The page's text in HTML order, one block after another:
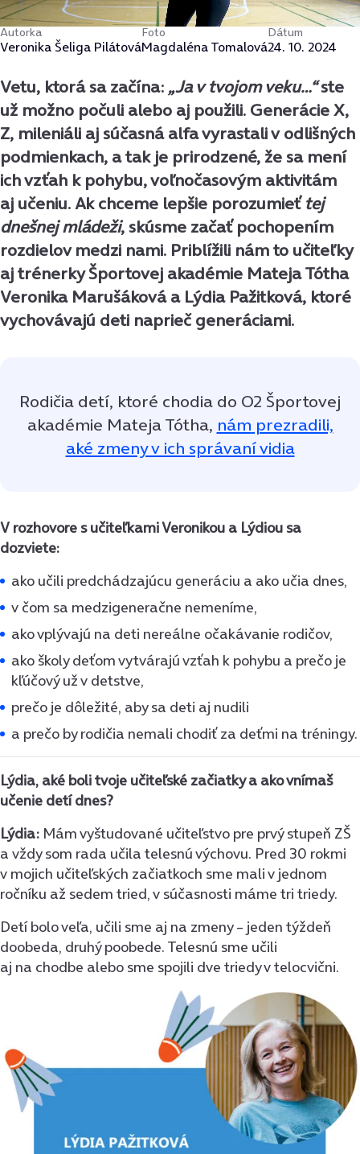
Autorka
Veronika Šeliga Pilátová
Foto
Magdaléna Tomalová
Dátum
24. 10. 2024
Vetu, ktorá sa začína: „Ja v tvojom veku…“ste
už možno počuli alebo aj použili. Generácie X,
Z, mileniáli aj súčasná alfa vyrastali v odlišných
podmienkach, a tak je prirodzené, že sa mení
ich vzťah k pohybu, voľnočasovým aktivitám
aj učeniu. Ak chceme lepšie porozumieťtej
dnešnej mládeži, skúsme začať pochopením
rozdielov medzi nami. Priblížili nám to učiteľky
aj trénerky Športovej akadémie Mateja Tótha
Veronika Marušáková a Lýdia Pažitková, ktoré
vychovávajú deti naprieč generáciami.
Rodičia detí, ktoré chodia do O2 Športovej
akadémie Mateja Tótha, nám prezradili,
aké zmeny v ich správaní vidia
V rozhovore s učiteľkami Veronikou a Lýdiou sa
dozviete:
ako učili predchádzajúcu generáciu a ako učia dnes,
v čom sa medzigeneračne nemeníme,
ako vplývajú na deti nereálne očakávanie rodičov,
ako školy deťom vytvárajú vzťah k pohybu a prečo je
kľúčový už v detstve,
prečo je dôležité, aby sa deti aj nudili
a prečo by rodičia nemali chodiť za deťmi na tréningy.
Lýdia, aké boli tvoje učiteľské začiatky a ako vnímaš
učenie detí dnes?
Lýdia: Mám vyštudované učiteľstvo pre prvý stupeň ZŠ
a vždy som rada učila telesnú výchovu. Pred 30 rokmi
v mojich učiteľských začiatkoch sme mali v jednom
ročníku až sedem tried, v súčasnosti máme tri triedy.
Detí bolo veľa, učili sme aj na zmeny – jeden týždeň
doobeda, druhý poobede. Telesnú sme učili
aj na chodbe alebo sme spojili dve triedy v telocvični.